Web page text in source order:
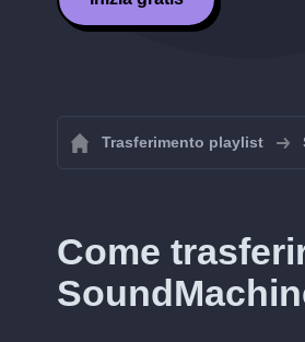
Trasferimento playlist
Come